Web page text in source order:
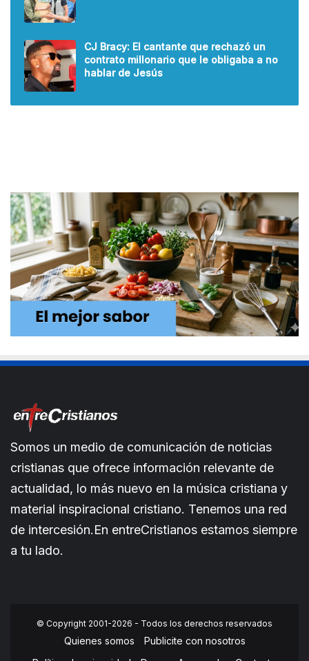
CJ Bracy: El cantante que rechazó un
contrato millonario que le obligaba a no
hablar de Jesús
Somos un medio de comunicación de noticias
cristianas que ofrece información relevante de
actualidad, lo más nuevo en la música cristiana y
material inspiracional cristiano. Tenemos una red
de intercesión.En entreCristianos estamos siempre
a tu lado.
© Copyright 2001-2026 - Todos los derechos reservados
Quienes somos
Publicite con nosotros